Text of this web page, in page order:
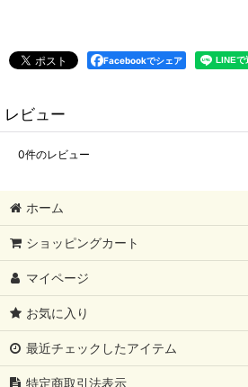
Facebookでシェア
レビュー
0件のレビュー
ホーム
ショッピングカート
マイページ
お気に入り
最近チェックしたアイテム
特定商取引法表示